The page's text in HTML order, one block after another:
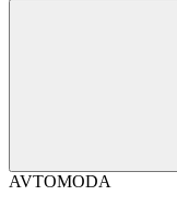
AVTOMODA